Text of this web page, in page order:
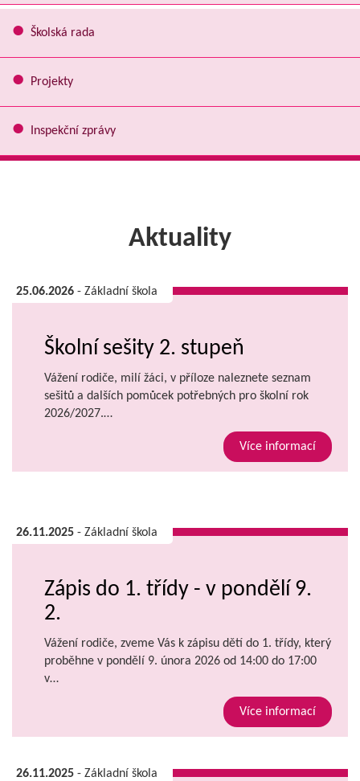
Školská rada
Projekty
Inspekční zprávy
Aktuality
25.06.2026 - Základní škola
Školní sešity 2. stupeň
Vážení rodiče, milí žáci, v příloze naleznete seznam
sešitů a dalších pomůcek potřebných pro školní rok
2026/2027.…
Více informací
26.11.2025 - Základní škola
Zápis do 1. třídy - v pondělí 9.
2.
Vážení rodiče, zveme Vás k zápisu dětí do 1. třídy, který
proběhne v pondělí 9. února 2026 od 14:00 do 17:00
v…
Více informací
26.11.2025 - Základní škola